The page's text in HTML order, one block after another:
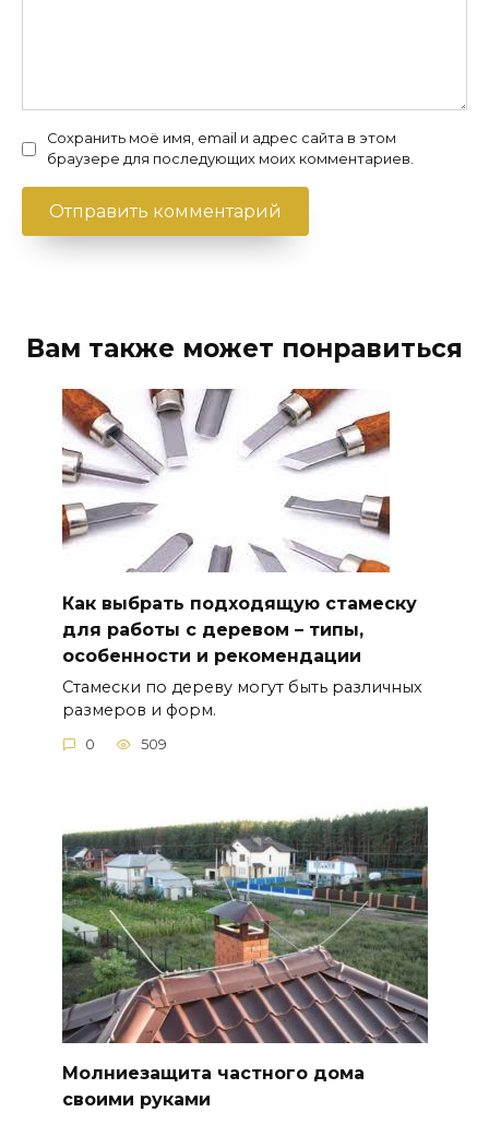
Сохранить моё имя, email и адрес сайта в этом
браузере для последующих моих комментариев.
Вам также может понравиться
Как выбрать подходящую стамеску
для работы с деревом – типы,
особенности и рекомендации
Стамески по дереву могут быть различных
размеров и форм.
0 509
Молниезащита частного дома
своими руками